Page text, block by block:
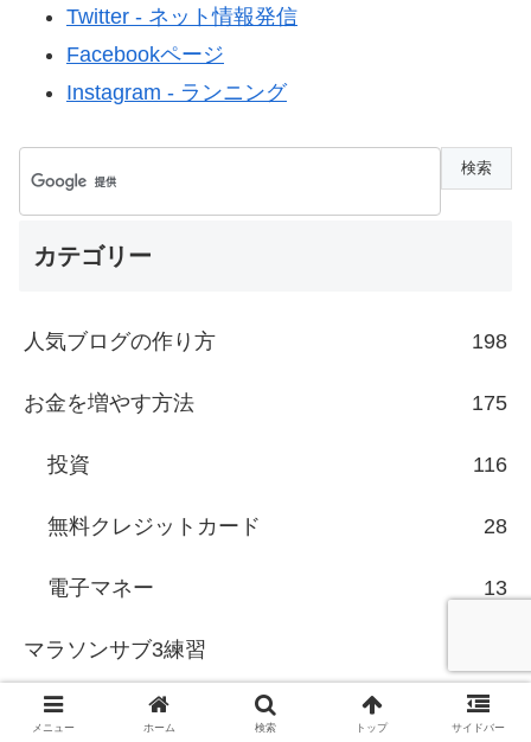
Twitter - ネット情報発信
Facebookページ
Instagram - ランニング
カテゴリー
人気ブログの作り方 198
お金を増やす方法 175
投資 116
無料クレジットカード 28
電子マネー 13
マラソンサブ3練習
トレイルランニング初心者 29
メニュー ホーム 検索 トップ サイドバー